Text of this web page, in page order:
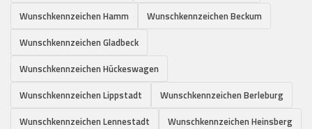
Wunschkennzeichen Hamm
Wunschkennzeichen Beckum
Wunschkennzeichen Gladbeck
Wunschkennzeichen Hückeswagen
Wunschkennzeichen Lippstadt
Wunschkennzeichen Berleburg
Wunschkennzeichen Lennestadt
Wunschkennzeichen Heinsberg